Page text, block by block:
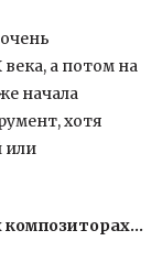
а потом на
начала
хотя
или
композиторах…